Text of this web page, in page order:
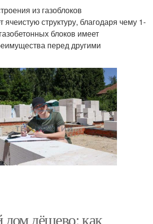
из газоблоков
структуру, благодаря чему 1-
блоков имеет
перед другими
дёшево: как